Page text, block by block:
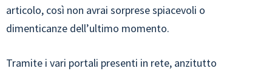
articolo, così non avrai sorprese spiacevoli o
dimenticanze dell’ultimo momento.
Tramite i vari portali presenti in rete, anzitutto